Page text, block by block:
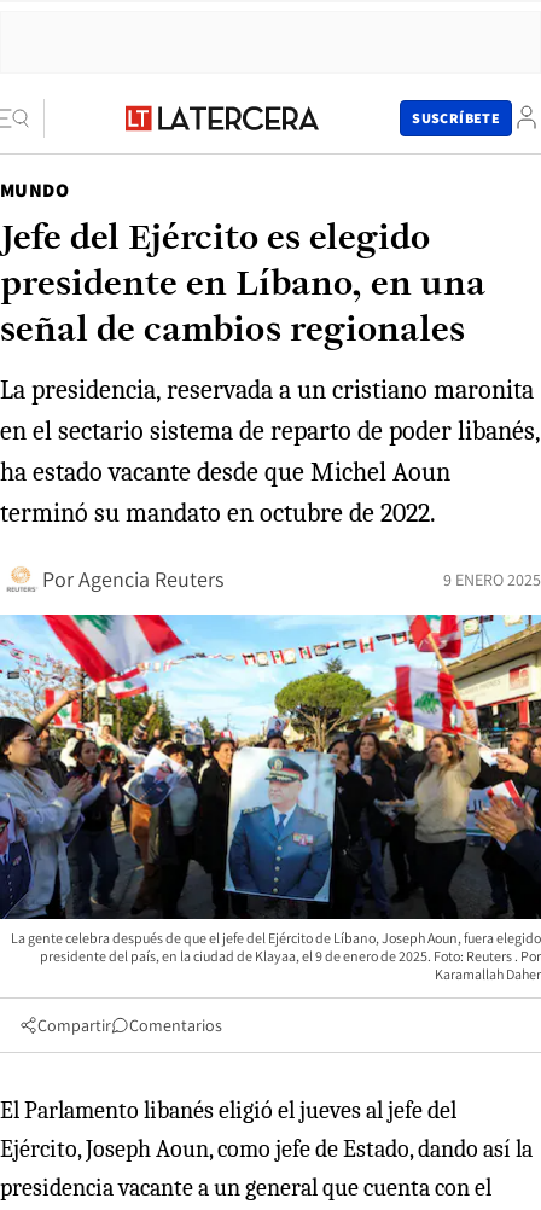
SUSCRÍBETE
MUNDO
Jefe del Ejército es elegido
presidente en Líbano, en una
señal de cambios regionales
La presidencia, reservada a un cristiano maronita
en el sectario sistema de reparto de poder libanés,
ha estado vacante desde que Michel Aoun
terminó su mandato en octubre de 2022.
PorAgencia Reuters 9 ENERO 2025
La gente celebra después de que el jefe del Ejército de Líbano, Joseph Aoun, fuera elegido
presidente del país, en la ciudad de Klayaa, el 9 de enero de 2025. Foto: Reuters
Karamallah Daher
Compartir Comentarios
El Parlamento libanés eligió el jueves al jefe del
Ejército, Joseph Aoun, como jefe de Estado, dando así la
presidencia vacante a un general que cuenta con el